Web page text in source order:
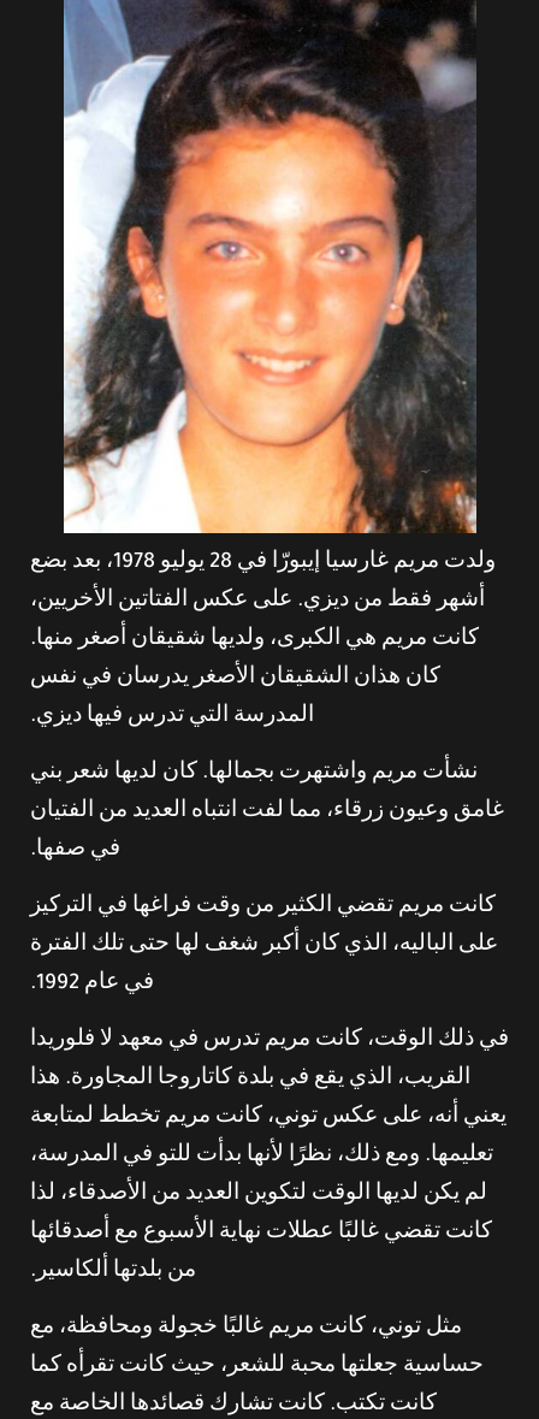
ولدت مريم غارسيا إيبورّا في 28 يوليو 1978، بعد بضع
أشهر فقط من ديزي. على عكس الفتاتين الأخريين،
كانت مريم هي الكبرى، ولديها شقيقان أصغر منها.
كان هذان الشقيقان الأصغر يدرسان في نفس
المدرسة التي تدرس فيها ديزي.
نشأت مريم واشتهرت بجمالها. كان لديها شعر بني
غامق وعيون زرقاء، مما لفت انتباه العديد من الفتيان
في صفها.
كانت مريم تقضي الكثير من وقت فراغها في التركيز
على الباليه، الذي كان أكبر شغف لها حتى تلك الفترة
في عام 1992.
في ذلك الوقت، كانت مريم تدرس في معهد لا فلوريدا
القريب، الذي يقع في بلدة كاتاروجا المجاورة. هذا
يعني أنه، على عكس توني، كانت مريم تخطط لمتابعة
تعليمها. ومع ذلك، نظرًا لأنها بدأت للتو في المدرسة،
لم يكن لديها الوقت لتكوين العديد من الأصدقاء، لذا
كانت تقضي غالبًا عطلات نهاية الأسبوع مع أصدقائها
من بلدتها ألكاسير.
مثل توني، كانت مريم غالبًا خجولة ومحافظة، مع
حساسية جعلتها محبة للشعر، حيث كانت تقرأه كما
كانت تكتب. كانت تشارك قصائدها الخاصة مع